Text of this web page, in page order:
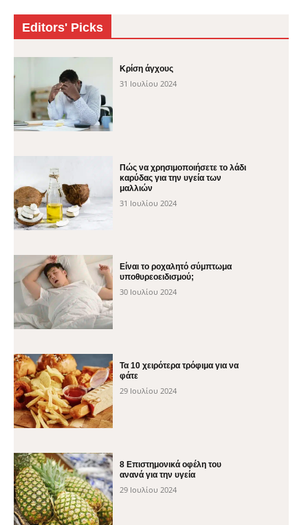
Editors' Picks
Κρίση άγχους
31 Ιουλίου 2024
Πώς να χρησιμοποιήσετε το λάδι
καρύδας για την υγεία των
μαλλιών
31 Ιουλίου 2024
Είναι το ροχαλητό σύμπτωμα
υποθυρεοειδισμού;
30 Ιουλίου 2024
Τα 10 χειρότερα τρόφιμα για να
φάτε
29 Ιουλίου 2024
8 Επιστημονικά οφέλη του
ανανά για την υγεία
29 Ιουλίου 2024